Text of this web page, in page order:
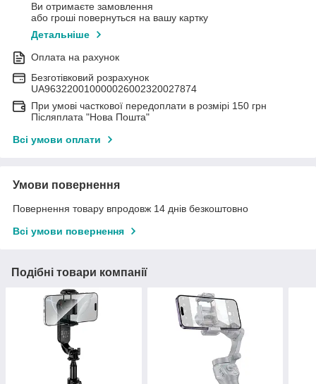
Ви отримаєте замовлення
або гроші повернуться на вашу картку
Детальніше
Оплата на рахунок
Безготівковий розрахунок
UA963220010000026002320027874
При умові часткової передоплати в розмірі 150 грн
Післяплата "Нова Пошта"
Всі умови оплати
Умови повернення
Повернення товару впродовж 14 днів безкоштовно
Всі умови повернення
Подібні товари компанії